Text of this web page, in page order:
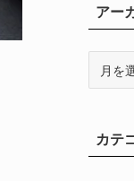
アー
ブカテ